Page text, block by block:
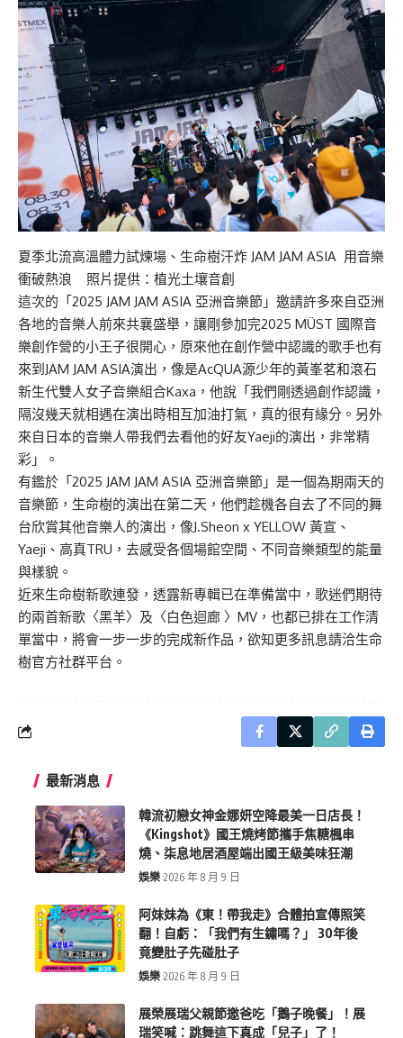
夏季北流高溫體力試煉場、生命樹汗炸 JAM JAM ASIA 用音樂
衝破熱浪 照片提供：植光土壤音創
這次的「2025 JAM JAM ASIA 亞洲音樂節」邀請許多來自亞洲
各地的音樂人前來共襄盛舉，讓剛參加完2025 MÜST 國際音
樂創作營的小王子很開心，原來他在創作營中認識的歌手也有
來到JAM JAM ASIA演出，像是AcQUA源少年的黃峯茗和滾石
新生代雙人女子音樂組合Kaxa，他說「我們剛透過創作認識，
隔沒幾天就相遇在演出時相互加油打氣，真的很有緣分。另外
來自日本的音樂人帶我們去看他的好友Yaeji的演出，非常精
彩」。
有鑑於「2025 JAM JAM ASIA 亞洲音樂節」是一個為期兩天的
音樂節，生命樹的演出在第二天，他們趁機各自去了不同的舞
台欣賞其他音樂人的演出，像J.Sheon x YELLOW 黃宣、
Yaeji、高真TRU，去感受各個場館空間、不同音樂類型的能量
與樣貌。
近來生命樹新歌連發，透露新專輯已在準備當中，歌迷們期待
的兩首新歌〈黑羊〉及〈白色迴廊 〉MV，也都已排在工作清
單當中，將會一步一步的完成新作品，欲知更多訊息請洽生命
樹官方社群平台。
最新消息
韓流初戀女神金娜妍空降最美一日店長！
《Kingshot》國王燒烤節攜手焦糖楓串
燒、柒息地居酒屋端出國王級美味狂潮
娛樂 2026 年 8 月 9 日
阿妹妹為《東！帶我走》合體拍宣傳照笑
翻！自虧：「我們有生鏽嗎？」 30年後
竟變肚子先碰肚子
娛樂 2026 年 8 月 9 日
展榮展瑞父親節邀爸吃「鵝子晚餐」！展
瑞笑喊：跳舞這下真成「兒子」了！